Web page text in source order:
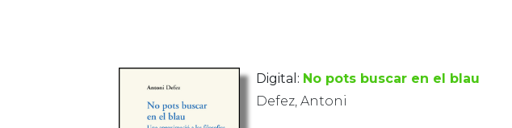
Digital: No pots buscar en el blau
Defez, Antoni